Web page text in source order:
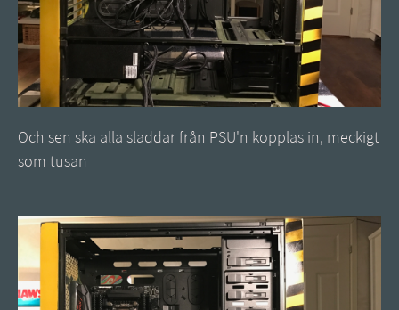
Och sen ska alla sladdar från PSU'n kopplas in, meckigt
som tusan